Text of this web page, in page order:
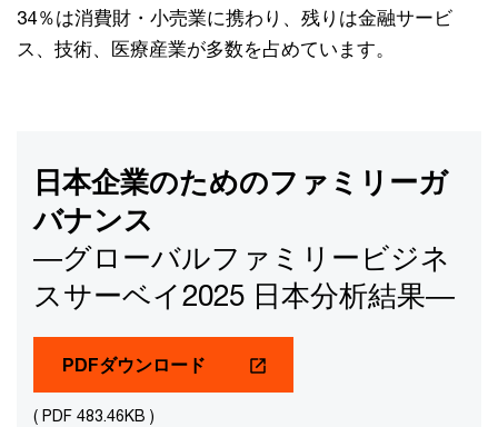
34％は消費財・小売業に携わり、残りは金融サービ
ス、技術、医療産業が多数を占めています。
日本企業のためのファミリーガ
バナンス
―グローバルファミリービジネ
スサーベイ2025 日本分析結果―
PDFダウンロード
( PDF 483.46KB )